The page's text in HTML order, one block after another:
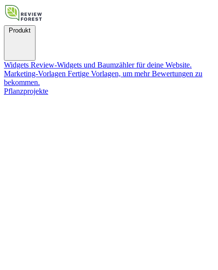
Produkt
Widgets Review-Widgets und Baumzähler für deine Website.
Marketing-Vorlagen Fertige Vorlagen, um mehr Bewertungen zu
bekommen.
Pflanzprojekte